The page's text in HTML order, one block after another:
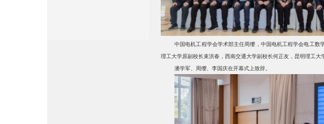
中国电机工程学会学术部主任周缨，中国电机工程学会电工
理工大学原副校长束洪春，西南交通大学副校长何正友，昆明理工大
潘学军、周缨、李国庆在开幕式上致辞。